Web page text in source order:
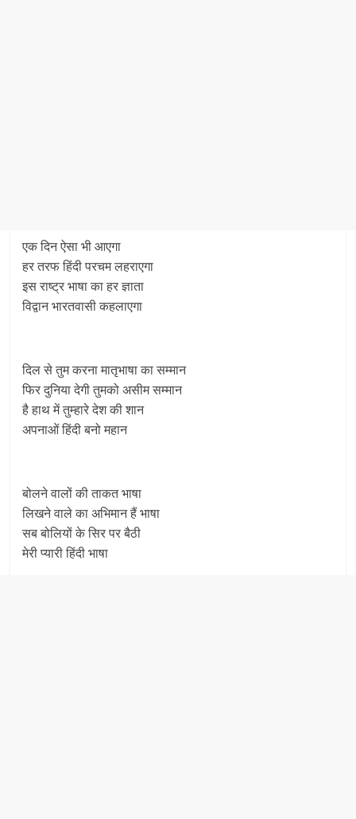
एक दिन ऐसा भी आएगा
हर तरफ हिंदी परचम लहराएगा
इस राष्ट्र भाषा का हर ज्ञाता
विद्वान भारतवासी कहलाएगा
दिल से तुम करना मातृभाषा का सम्मान
फिर दुनिया देगी तुमको असीम सम्मान
है हाथ में तुम्हारे देश की शान
अपनाओं हिंदी बनो महान
बोलने वालों की ताकत भाषा
लिखने वाले का अभिमान हैं भाषा
सब बोलियों के सिर पर बैठी
मेरी प्यारी हिंदी भाषा